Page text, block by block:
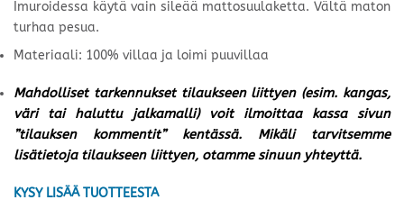
Imuroidessa käytä vain sileää mattosuulaketta. Vältä maton
turhaa pesua.
Materiaali: 100% villaa ja loimi puuvillaa
Mahdolliset tarkennukset tilaukseen liittyen (esim. kangas,
väri tai haluttu jalkamalli) voit ilmoittaa kassa sivun
”tilauksen kommentit” kentässä. Mikäli tarvitsemme
lisätietoja tilaukseen liittyen, otamme sinuun yhteyttä.
KYSY LISÄÄ TUOTTEESTA